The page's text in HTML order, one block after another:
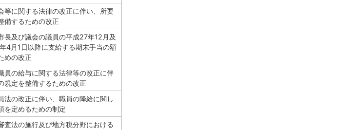
等に関する法律の改正に伴い、所要
備するための改正
長及び議会の議員の平成27年12月及
4月1日以降に支給する期末手当の額
めの改正
員の給与に関する法律等の改正に伴
規定を整備するための改正
法の改正に伴い、職員の降給に関し
を定めるための制定
査法の施行及び地方税分野における